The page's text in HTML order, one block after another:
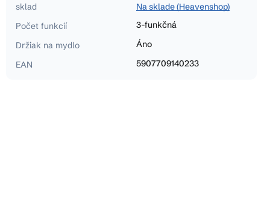
sklad
Na sklade (Heavenshop)
Počet funkcií
3-funkčná
Držiak na mydlo
Áno
EAN
5907709140233